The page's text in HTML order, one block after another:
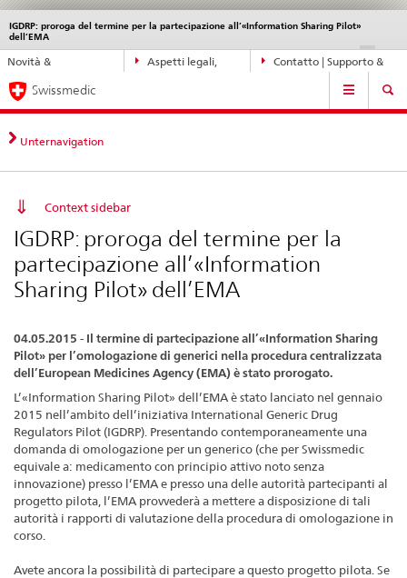
Navigazione
diretta:
novità,
aspetti
legali,
contatto
Novità &
Aspetti legali,
Contatto | Supporto &
IGDRP: proroga del termine per la partecipazione all’«Information Sharing Pilot»
dell’EMA
DE IT
Service
navigation
Navigation
Swissmedic
Unternavigation
Context sidebar
IGDRP: proroga del termine per la
partecipazione all’«Information
Sharing Pilot» dell’EMA
04.05.2015 - Il termine di partecipazione all’«Information Sharing
Pilot» per l’omologazione di generici nella procedura centralizzata
dell’European Medicines Agency (EMA) è stato prorogato.
L’«Information Sharing Pilot» dell’EMA è stato lanciato nel gennaio
2015 nell’ambito dell’iniziativa International Generic Drug
Regulators Pilot (IGDRP). Presentando contemporaneamente una
domanda di omologazione per un generico (che per Swissmedic
equivale a: medicamento con principio attivo noto senza
innovazione) presso l’EMA e presso una delle autorità partecipanti al
progetto pilota, l’EMA provvederà a mettere a disposizione di tali
autorità i rapporti di valutazione della procedura di omologazione in
corso.
Avete ancora la possibilità di partecipare a questo progetto pilota. Se